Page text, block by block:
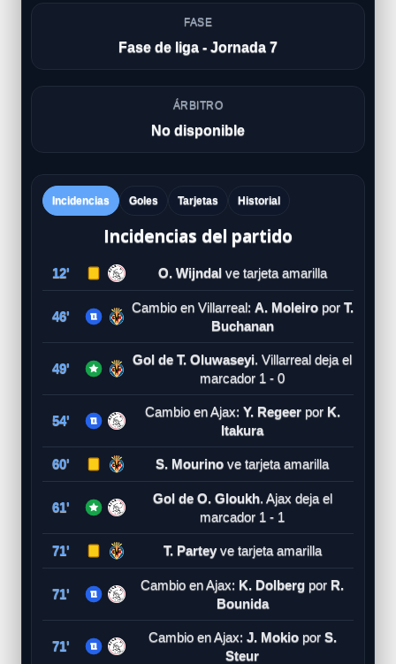
FASE
Fase de liga - Jornada 7
ÁRBITRO
No disponible
Incidencias Goles Tarjetas Historial
Incidencias del partido
12' O. Wijndalve tarjeta amarilla
46'
Cambio en Villarreal: A. Moleiropor T.
Buchanan
49'
Gol de T. Oluwaseyi. Villarreal deja el
marcador 1 - 0
54'
Cambio en Ajax: Y. Regeerpor K.
Itakura
60' S. Mourino ve tarjeta amarilla
61'
Gol de O. Gloukh. Ajax deja el
marcador 1 - 1
71' T. Parteyve tarjeta amarilla
71'
Cambio en Ajax: K. Dolberg por R.
Bounida
71'
Cambio en Ajax: J. Mokiopor S.
Steur